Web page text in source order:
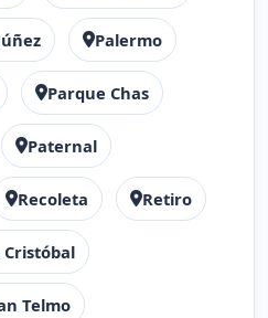
Palermo
Parque Chas
Paternal
Recoleta Retiro
Cristóbal
Telmo